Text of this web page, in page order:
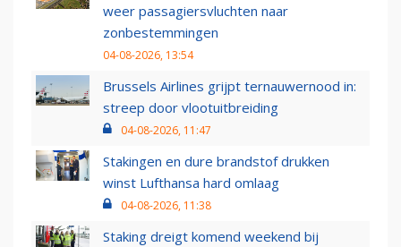
weer passagiersvluchten naar
zonbestemmingen
04-08-2026, 13:54
Brussels Airlines grijpt ternauwernood in:
streep door vlootuitbreiding
04-08-2026, 11:47
Stakingen en dure brandstof drukken
winst Lufthansa hard omlaag
04-08-2026, 11:38
Staking dreigt komend weekend bij